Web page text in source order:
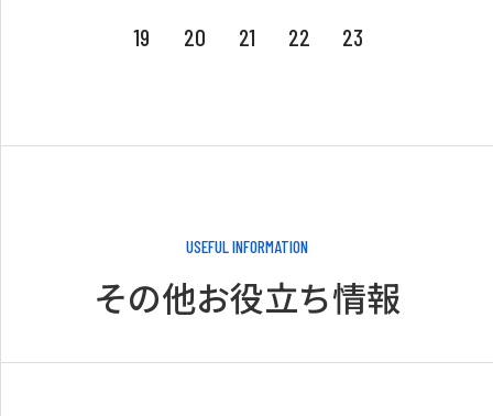
19
20 21 22 23
USEFUL INFORMATION
その他お役立ち情報